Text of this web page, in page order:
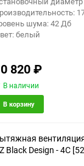
шума: 42 Дб
белый
820₽
В наличии
В корзину
Black Design - 4C